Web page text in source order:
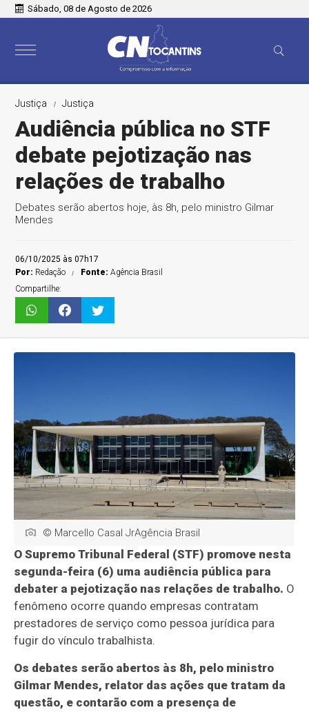
Sábado, 08 de Agosto de 2026
Justiça Justiça
Audiência pública no STF
debate pejotização nas
relações de trabalho
Debates serão abertos hoje, às 8h, pelo ministro Gilmar
Mendes
06/10/2025 às 07h17
Por: Redação Fonte:Agência Brasil
Compartilhe:
© Marcello Casal JrAgência Brasil
O Supremo Tribunal Federal (STF) promove nesta
segunda-feira (6) uma audiência pública para
debater a pejotização nas relações de trabalho. O
fenômeno ocorre quando empresas contratam
prestadores de serviço como pessoa jurídica para
fugir do vínculo trabalhista.
Os debates serão abertos às 8h, pelo ministro
Gilmar Mendes, relator das ações que tratam da
questão, e contarão com a presença de